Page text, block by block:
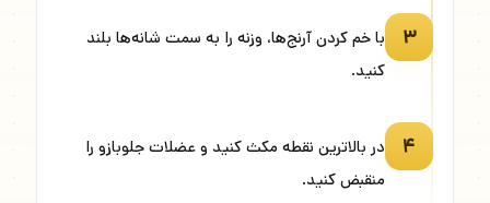
۳
با خم کردن آرنج‌ها، وزنه را به سمت شانه‌ها بلند
کنید.
۴
در بالاترین نقطه مکث کنید و عضلات جلوبازو را
منقبض کنید.